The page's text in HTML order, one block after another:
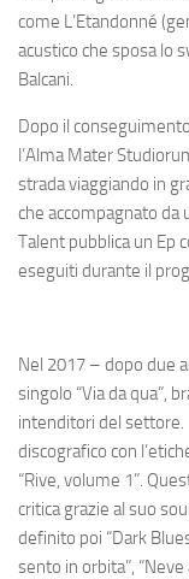
come L’Etandonné
acustico che sposa lo
Balcani.
Dopo il
l’Alma Mater
strada viaggiando in
che accompagnato da
Talent pubblica un Ep
eseguiti durante il
Nel 2017 – dopo due
singolo “Via da qua”,
intenditori del
discografico con
“Rive, volume 1”.
critica grazie al suo
definito poi “Dark
sento in orbita”, “Neve